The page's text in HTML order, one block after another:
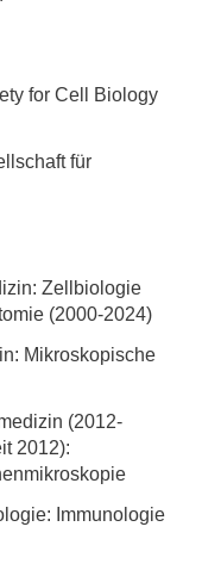
for Cell Biology
für
Zellbiologie
(2000-2024)
Mikroskopische
(2012-
2012):
Immunologie